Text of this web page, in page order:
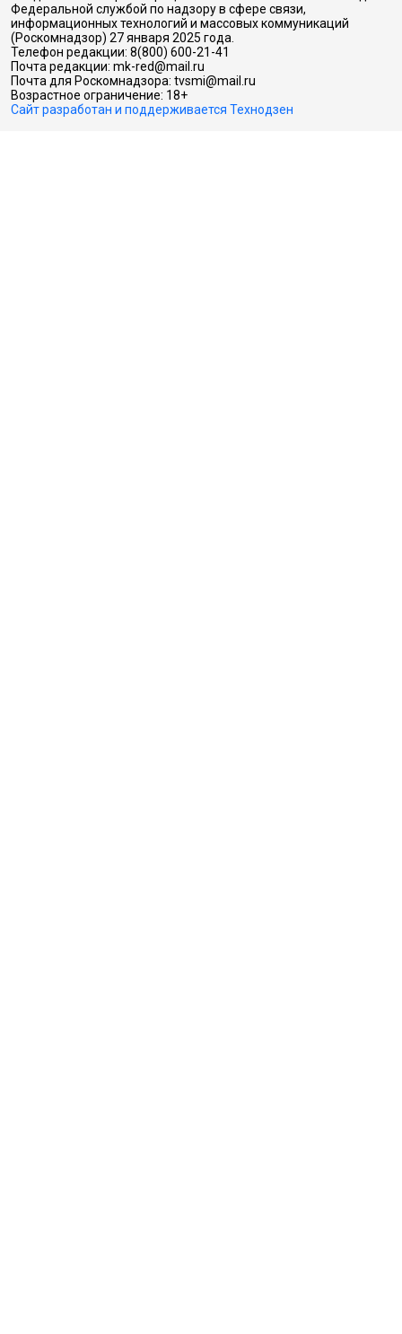
Федеральной службой по надзору в сфере связи,
информационных технологий и массовых коммуникаций
(Роскомнадзор) 27 января 2025 года.
Телефон редакции: 8(800) 600-21-41
Почта редакции: mk-red@mail.ru
Почта для Роскомнадзора: tvsmi@mail.ru
Возрастное ограничение: 18+
Сайт разработан и поддерживается Технодзен